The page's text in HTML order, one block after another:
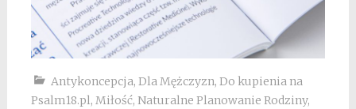
Antykoncepcja, Dla Mężczyzn, Do kupienia na
Psalm18.pl, Miłość, Naturalne Planowanie Rodziny,